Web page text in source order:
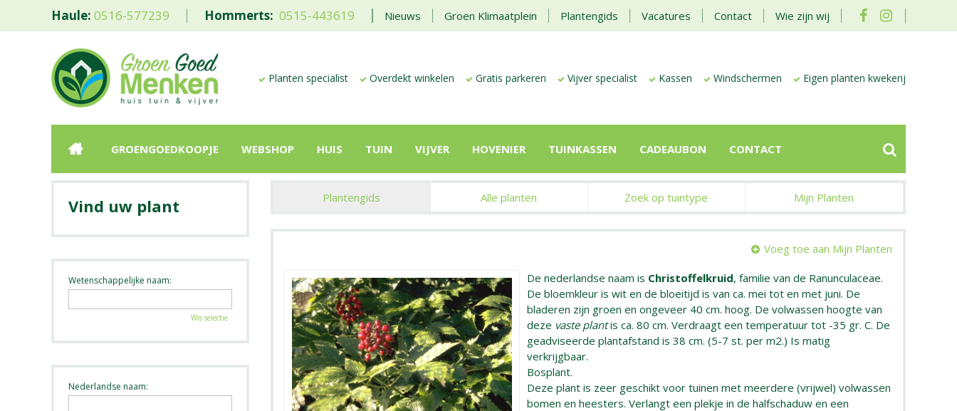
Haule: 0516-577239 Hommerts: 0515-443619 Nieuws Groen Klimaatplein Plantengids Vacatures Contact Wie zijn wij
Planten specialist Overdekt winkelen Gratis parkeren Vijver specialist Kassen Windschermen Eigen planten kwekerij
GROENGOEDKOOPJE WEBSHOP HUIS TUIN VIJVER HOVENIER TUINKASSEN CADEAUBON CONTACT
Plantengids Alle planten Zoek op tuintype Mijn Planten
Voeg toe aan Mijn Planten
De nederlandse naam is Christoffelkruid, familie van de Ranunculaceae.
De bloemkleur is wit en de bloeitijd is van ca. mei tot en met juni. De
bladeren zijn groen en ongeveer 40 cm. hoog. De volwassen hoogte van
deze vaste plantis ca. 80 cm. Verdraagt een temperatuur tot -35 gr. C. De
geadviseerde plantafstand is 38 cm. (5-7 st. per m2.) Is matig
verkrijgbaar.
Bosplant.
Deze plant is zeer geschikt voor tuinen met meerdere (vrijwel) volwassen
bomen en heesters. Verlangt een plekje in de halfschaduw en een
Vind uw plant
Wetenschappelijke naam:
Wis selectie
Nederlandse naam: